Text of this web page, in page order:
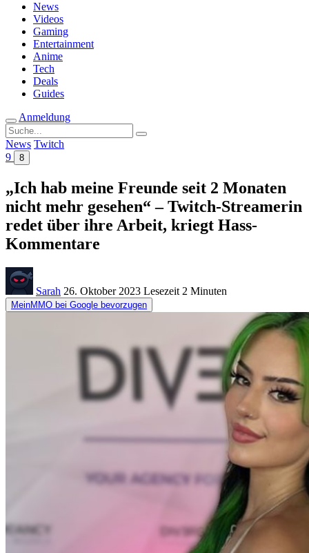
News
Videos
Gaming
Entertainment
Anime
Tech
Deals
Guides
Anmeldung
Suche
nach:
News Twitch
9
8
„Ich hab meine Freunde seit 2 Monaten
nicht mehr gesehen“ – Twitch-Streamerin
redet über ihre Arbeit, kriegt Hass-
Kommentare
Sarah 26. Oktober 2023 Lesezeit 2 Minuten
MeinMMO bei Google bevorzugen